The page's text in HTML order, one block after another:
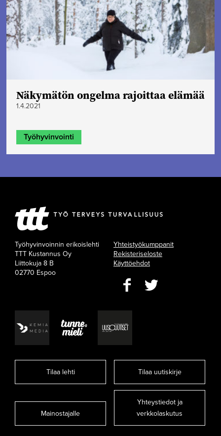
Näkymätön ongelma rajoittaa elämää
1.4.2021
Työhyvinvointi
Työhyvinvoinnin erikoislehti
TTT Kustannus Oy
Liittokuja 8 B
02770 Espoo
Yhteistyökumppanit
Rekisteriseloste
Käyttöehdot
Tilaa lehti Tilaa uutiskirje
Mainostajalle
Yhteystiedot ja
verkkolaskutus